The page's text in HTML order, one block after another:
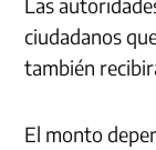
ciudadanos
también
El monto